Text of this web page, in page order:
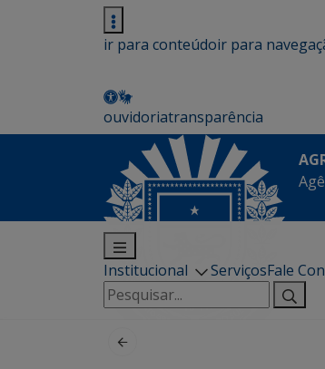
ir para conteúdoir para
ouvidoriatransparência
Institucional ServiçosFale
Pesquisar
por: